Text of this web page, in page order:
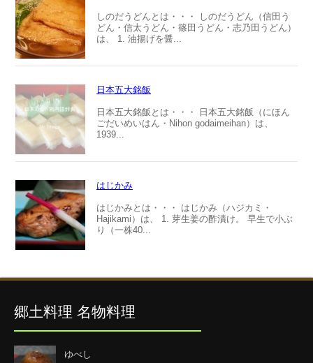
しのだうどんとは・・・ しのだうどん（信田う
どん・信太うどん・篠田うどん・志乃田うどん）
は、 1. 油揚げを醤...
日本五大銘飯
日本五大銘飯とは・・・ 日本五大銘飯（にほん
ごだいめいはん・Nihon godaimeihan）は、
1939...
はじかみ
はじかみとは・・・ はじかみ（ハジカミ・
Hajikami）は、 1. 芽生姜の酢漬け。 早生で小ぶ
り（一株40...
郷土料理 名物料理
ゆべし